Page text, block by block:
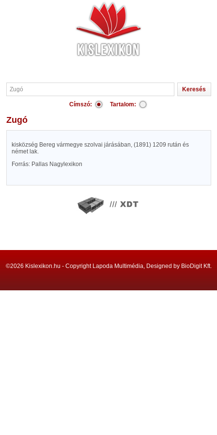
Címszó: Tartalom:
Zugó
kisközség Bereg vármegye szolvai járásában, (1891) 1209 rután és
német lak.
Forrás: Pallas Nagylexikon
©2026 Kislexikon.hu - Copyright Lapoda Multimédia, Designed by BioDigit Kft.